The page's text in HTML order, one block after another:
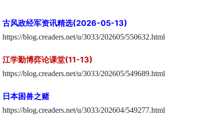
古风政经军资讯精选(2026-05-13)
https://blog.creaders.net/u/3033/202605/550632.html
江学勤博弈论课堂(11-13)
https://blog.creaders.net/u/3033/202605/549689.html
日本困兽之赌
https://blog.creaders.net/u/3033/202604/549277.html